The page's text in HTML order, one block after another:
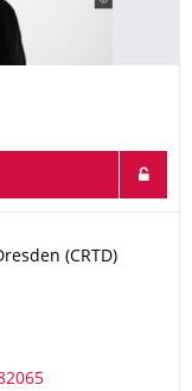
(CRTD)